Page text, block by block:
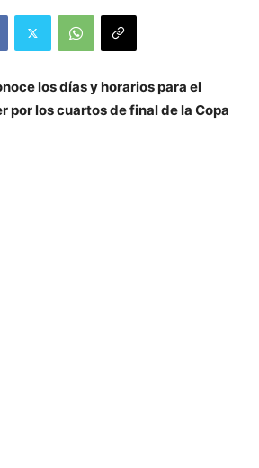
los días y horarios para el
por los cuartos de final de la Copa